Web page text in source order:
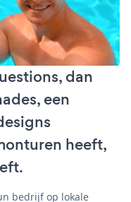
dan
een
heeft,
bedrijf op lokale